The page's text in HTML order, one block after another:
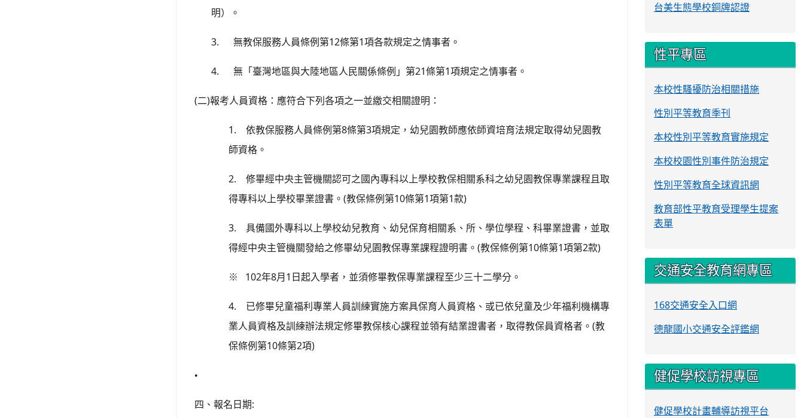
明）。
3.無教保服務人員條例第12條第1項各款規定之情事者。
4.無「臺灣地區與大陸地區人民關係條例」第21條第1項規定之情事者。
(二)報考人員資格：應符合下列各項之一並繳交相關證明：
1. 依教保服務人員條例第8條第3項規定，幼兒園教師應依師資培育法規定取得幼兒園教
師資格。
2.
修畢經中央主管機關認可之國內專科以上學校教保相關系科之幼兒園教保專業課程且取
得專科以上學校畢業證書。 (教保條例第10條第1項第1款)
3.
具備國外專科以上學校幼兒教育、幼兒保育相關系、所、學位學程、科畢業證書，並取
得經中央主管機關發給之修畢幼兒園教保專業課程證明書。 (教保條例第10條第1項第2款)
※ 102年8月 1 日起入學者，並須修畢教保專業課程至少三十二學分。
4.
已修畢兒童福利專業人員訓練實施方案具保育人員資格、或已依兒童及少年福利機構專
業人員資格及訓練辦法規定修畢教保核心課程並領有結業證書者，取得教保員資格者。 (教
保條例第10條第2項)
•
四、報名日期:
台美生態學校銅牌認證
性平專區
本校性騷擾防治相關措施
性別平等教育季刊
本校性別平等教育實施規定
本校校園性別事件防治規定
性別平等教育全球資訊網
教育部性平教育受理學生提案
表單
交通安全教育網專區
168交通安全入口網
德龍國小交通安全評鑑網
健促學校訪視專區
健促學校計畫輔導訪視平台